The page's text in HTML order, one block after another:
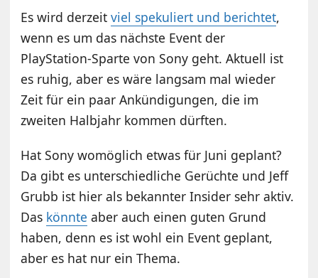
Es wird derzeitviel spekuliert und berichtet,
wenn es um das nächste Event der
PlayStation-Sparte von Sony geht. Aktuell ist
es ruhig, aber es wäre langsam mal wieder
Zeit für ein paar Ankündigungen, die im
zweiten Halbjahr kommen dürften.
Hat Sony womöglich etwas für Juni geplant?
Da gibt es unterschiedliche Gerüchte und Jeff
Grubb ist hier als bekannter Insider sehr aktiv.
Das könnte aber auch einen guten Grund
haben, denn es ist wohl ein Event geplant,
aber es hat nur ein Thema.